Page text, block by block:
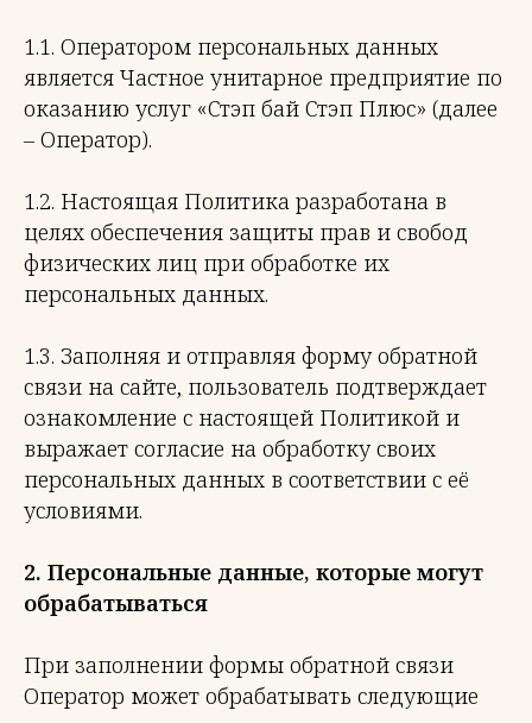
1.1. Оператором персональных данных
является Частное унитарное предприятие по
оказанию услуг «Стэп бай Стэп Плюс» (далее
– Оператор).
1.2. Настоящая Политика разработана в
целях обеспечения защиты прав и свобод
физических лиц при обработке их
персональных данных.
1.3. Заполняя и отправляя форму обратной
связи на сайте, пользователь подтверждает
ознакомление с настоящей Политикой и
выражает согласие на обработку своих
персональных данных в соответствии с её
условиями.
2. Персональные данные, которые могут
обрабатываться
При заполнении формы обратной связи
Оператор может обрабатывать следующие